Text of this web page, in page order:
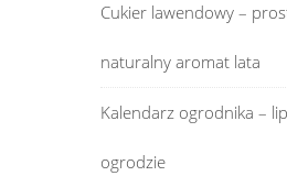
Cukier lawendowy –
naturalny aromat lata
Kalendarz ogrodnika –
ogrodzie